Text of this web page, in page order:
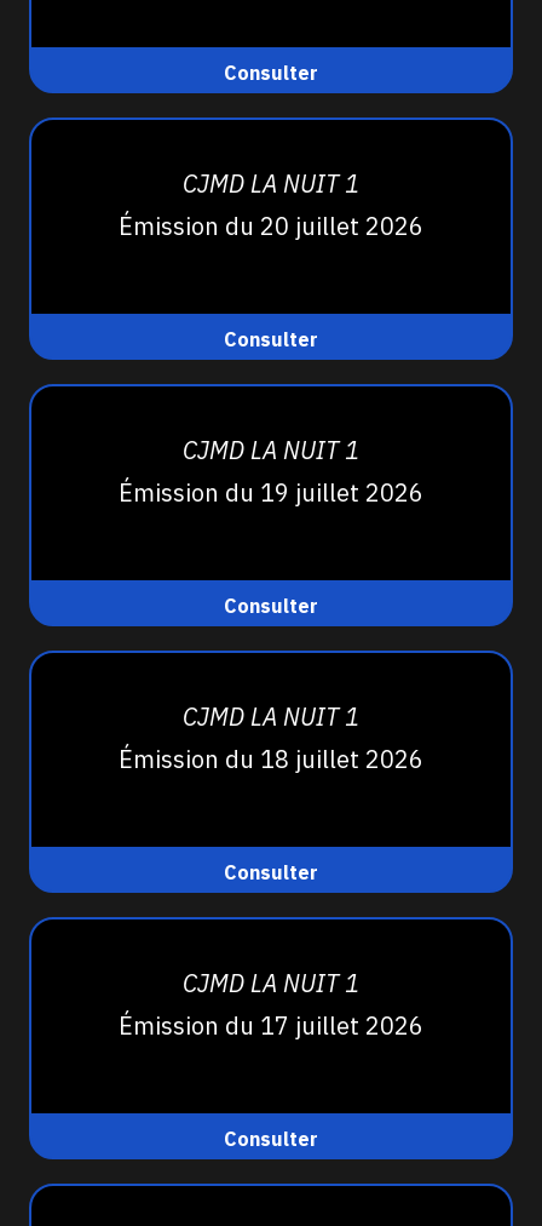
Consulter
CJMD LA NUIT 1
Émission du 20 juillet 2026
Consulter
CJMD LA NUIT 1
Émission du 19 juillet 2026
Consulter
CJMD LA NUIT 1
Émission du 18 juillet 2026
Consulter
CJMD LA NUIT 1
Émission du 17 juillet 2026
Consulter